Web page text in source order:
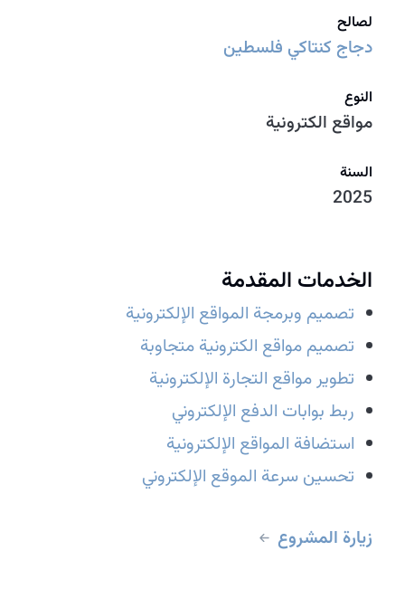
لصالح
دجاج كنتاكي فلسطين
النوع
مواقع الكترونية
السنة
2025
الخدمات المقدمة
تصميم وبرمجة المواقع الإلكترونية
تصميم مواقع الكترونية متجاوبة
تطوير مواقع التجارة الإلكترونية
ربط بوابات الدفع الإلكتروني
استضافة المواقع الإلكترونية
تحسين سرعة الموقع الإلكتروني
زيارة المشروع